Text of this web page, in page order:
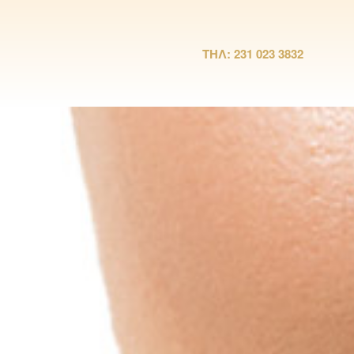
ΤΗΛ: 231 023 3832